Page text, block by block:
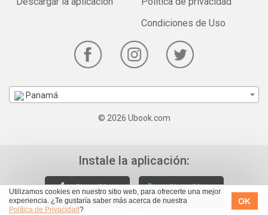
Utilizamos cookies en nuestro sitio web, para ofrecerte una mejor
experiencia. ¿Te gustaría saber más acerca de nuestra
Política de Privacidad?
OK
Condiciones de Uso
Panamá
© 2026 Ubook.com
Instale la aplicación: